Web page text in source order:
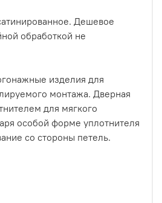
Дешевое
обработкой не
изделия для
монтажа. Дверная
для мягкого
особой форме уплотнителя
со стороны петель.